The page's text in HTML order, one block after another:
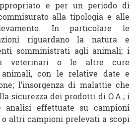
e per un periodo di
alla tipologia e alle
In particolare le
riguardano la natura e
somministrati agli animali; i
veterinari o le altre cure
con le relative date e
l’insorgenza di malattie che
sicurezza dei prodotti di O.A.; i
effettuate su campioni
altri campioni prelevati a scopi